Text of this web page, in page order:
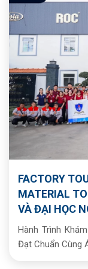
FACTORY
MATERIAL
VÀ ĐẠI HỌC
Hành Trình
Đạt Chuẩn Cùng